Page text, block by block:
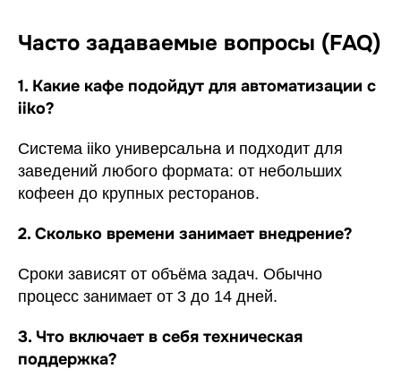
Часто задаваемые вопросы (FAQ)
1. Какие кафе подойдут для автоматизации с
iiko?
Система iiko универсальна и подходит для
заведений любого формата: от небольших
кофеен до крупных ресторанов.
2. Сколько времени занимает внедрение?
Сроки зависят от объёма задач. Обычно
процесс занимает от 3 до 14 дней.
3. Что включает в себя техническая
поддержка?